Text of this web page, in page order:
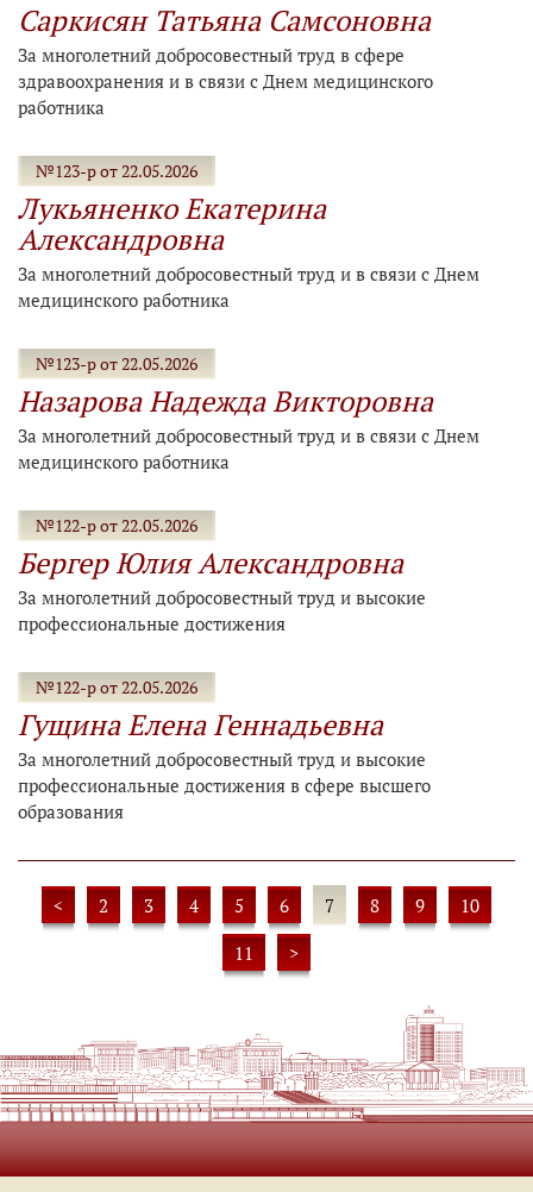
Саркисян Татьяна Самсоновна
За многолетний добросовестный труд в сфере
здравоохранения и в связи с Днем медицинского
работника
№123-р от 22.05.2026
Лукьяненко Екатерина
Александровна
За многолетний добросовестный труд и в связи с Днем
медицинского работника
№123-р от 22.05.2026
Назарова Надежда Викторовна
За многолетний добросовестный труд и в связи с Днем
медицинского работника
№122-р от 22.05.2026
Бергер Юлия Александровна
За многолетний добросовестный труд и высокие
профессиональные достижения
№122-р от 22.05.2026
Гущина Елена Геннадьевна
За многолетний добросовестный труд и высокие
профессиональные достижения в сфере высшего
образования
< 2 3 4 5 6 7 8 9
10
11
>